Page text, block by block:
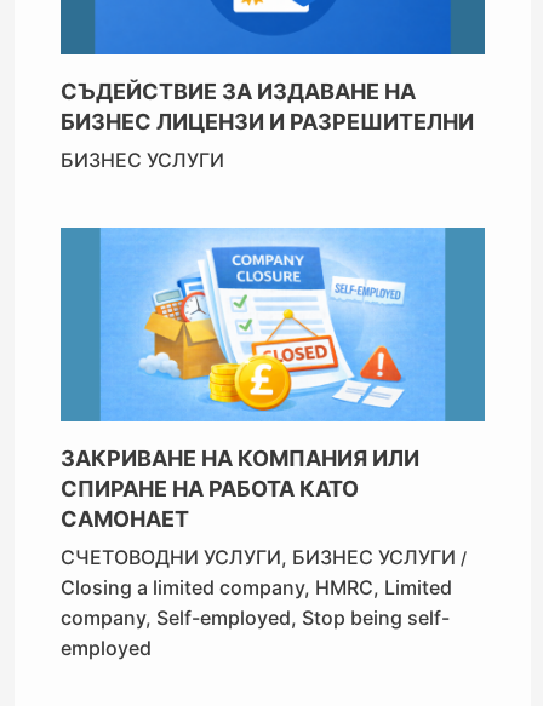
СЪДЕЙСТВИЕ ЗА ИЗДАВАНЕ НА
БИЗНЕС ЛИЦЕНЗИ И РАЗРЕШИТЕЛНИ
БИЗНЕС УСЛУГИ
ЗАКРИВАНЕ НА КОМПАНИЯ ИЛИ
СПИРАНЕ НА РАБОТА КАТО
САМОНАЕТ
СЧЕТОВОДНИ УСЛУГИ, БИЗНЕС УСЛУГИ /
Closing a limited company, HMRC, Limited
company, Self-employed, Stop being self-
employed